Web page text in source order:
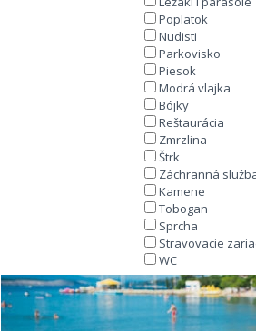
Poplatok
Nudisti
Parkovisko
Piesok
Modrá vlajka
Bójky
Reštaurácia
Zmrzlina
Štrk
Záchranná
Kamene
Tobogan
Sprcha
Stravovacie
WC